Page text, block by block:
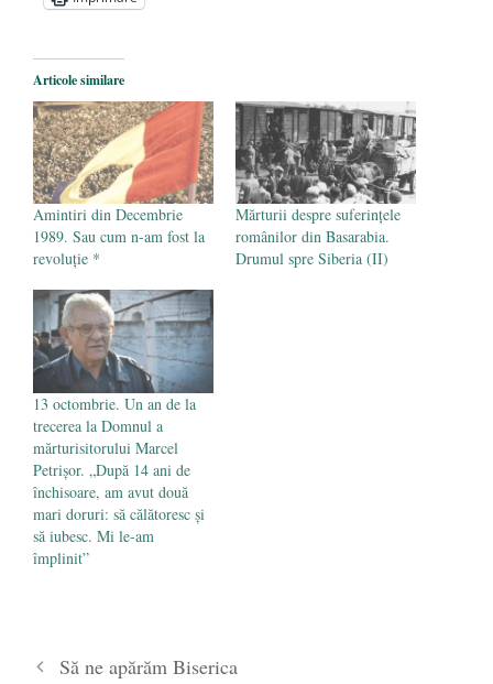
2 iunie 2020
are prea puțin a face cu informarea
mai 2020
Articole similare
Amintiri din Decembrie
1989. Sau cum n-am fost la
revoluţie *
Mărturii despre suferințele
românilor din Basarabia.
Drumul spre Siberia (II)
13 octombrie. Un an de la
trecerea la Domnul a
mărturisitorului Marcel
Petrișor. „După 14 ani de
închisoare, am avut două
mari doruri: să călătoresc şi
să iubesc. Mi le-am
împlinit”
Să ne apărăm Biserica